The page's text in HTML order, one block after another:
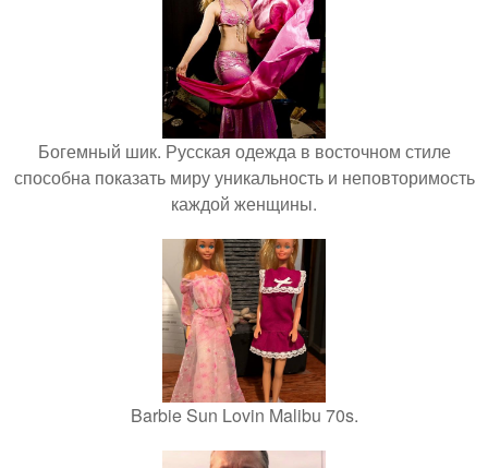
Богемный шик. Русская одежда в восточном стиле
способна показать миру уникальность и неповторимость
каждой женщины.
Barbie Sun Lovin Malibu 70s.